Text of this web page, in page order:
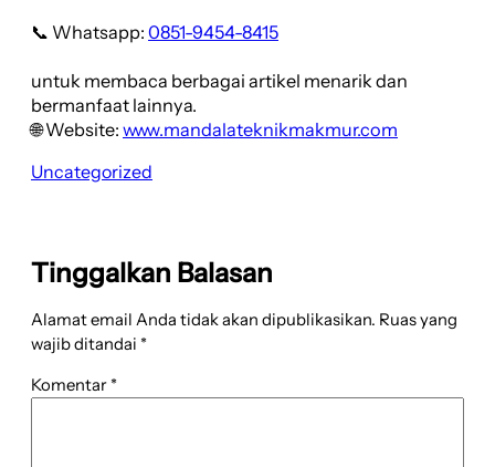
📞 Whatsapp: 0851-9454-8415
untuk membaca berbagai artikel menarik dan
bermanfaat lainnya.
🌐 Website: www.mandalateknikmakmur.com
Uncategorized
Tinggalkan Balasan
Alamat email Anda tidak akan dipublikasikan. Ruas yang
wajib ditandai *
Komentar *